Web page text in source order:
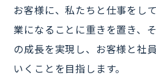
お客様に、私たちと仕事をし
業になることに重きを置き、
の成長を実現し、お客様と社
いくことを目指します。